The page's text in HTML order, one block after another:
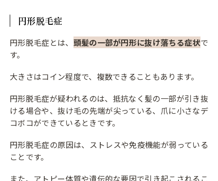
円形脱毛症
円形脱毛症とは、 頭髪の一部が円形に抜け落ちる症状で
す。
大きさはコイン程度で、複数できることもあります。
円形脱毛症が疑われるのは、抵抗なく髪の一部が引き抜
ける場合や、抜け毛の先端が尖っている、爪に小さなデ
コボコができているときです。
円形脱毛症の原因は、ストレスや免疫機能が弱っている
ことです。